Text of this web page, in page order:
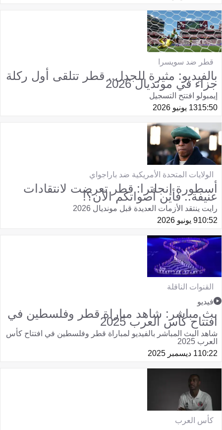
قطر ضد سويسرا
بالفيديو: مثيرة للجدل.. قطر تتلقى أول ركلة
جزاء في مونديال 2026
إيمبولو افتتح التسجيل
15:5013 يونيو 2026
الولايات المتحدة الأمريكية ضد باراجواي
أسطورة إنجلترا: قطر تعرضت لانتقادات
عنيفة.. فأين أصواتكم الآن؟!
رايت ينتقد الأزمات العديدة قبل مونديال 2026
10:529 يونيو 2026
القنوات الناقلة
فيديو
بث مباشر: شاهد مباراة قطر وفلسطين في
افتتاح كأس العرب 2025
شاهد البث المباشر بالفيديو لمباراة قطر وفلسطين في افتتاح كأس
العرب 2025
10:221 ديسمبر 2025
كأس العرب